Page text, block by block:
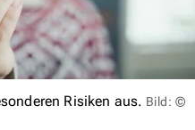
Risiken aus. Bild: ©